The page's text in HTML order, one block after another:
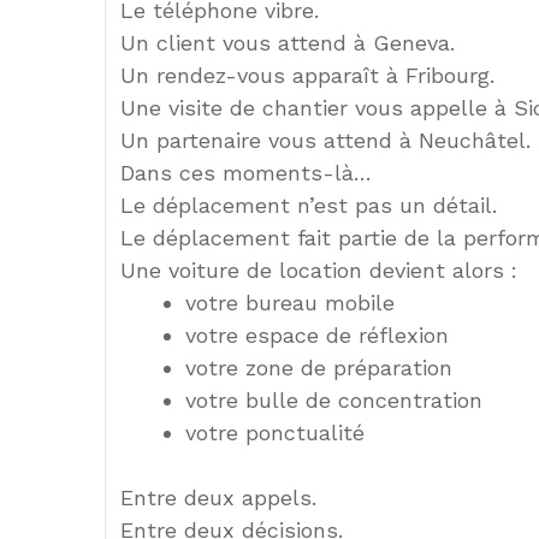
Le téléphone vibre.
Un client vous attend à Geneva.
Un rendez-vous apparaît à Fribourg.
Une visite de chantier vous appelle à
Un partenaire vous attend à Neuchâtel.
Dans ces moments-là…
Le déplacement n’est pas un détail.
Le déplacement fait partie de la
Une voiture de location devient alors :
votre bureau mobile
votre espace de réflexion
votre zone de préparation
votre bulle de concentration
votre ponctualité
Entre deux appels.
Entre deux décisions.